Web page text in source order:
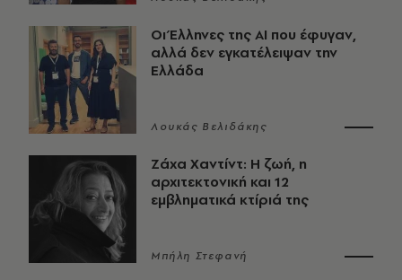
Οι Έλληνες της ΑΙ που έφυγαν,
αλλά δεν εγκατέλειψαν την
Ελλάδα
Λουκάς Βελιδάκης
Ζάχα Χαντίντ: Η ζωή, η
αρχιτεκτονική και 12
εμβληματικά κτίριά της
Μπήλη Στεφανή